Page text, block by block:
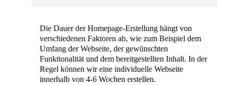
Die Dauer der Homepage-Erstellung hängt von
verschiedenen Faktoren ab, wie zum Beispiel dem
Umfang der Webseite, der gewünschten
Funktionalität und dem bereitgestellten Inhalt. In der
Regel können wir eine individuelle Webseite
innerhalb von 4-6 Wochen erstellen.